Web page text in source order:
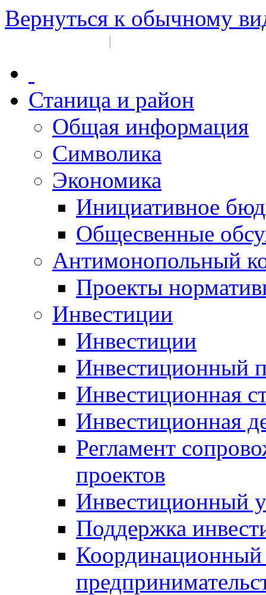
Вернуться к обычному
|
Станица и район
Общая информация
Символика
Экономика
Инициативное
Общесвенные
Антимонопольный
Проекты
Инвестиции
Инвестиции
Инвестиционный
Инвестиционная
Инвестиционная
Регламент
проектов
Инвестиционный
Поддержка
Координационный